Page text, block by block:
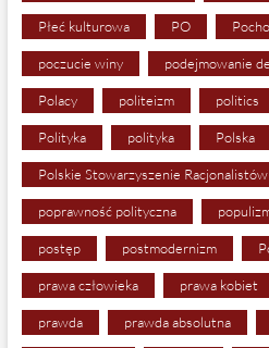
Płeć kulturowa PO
poczucie winy podejmowanie
Polacy politeizm politics
Polityka polityka Polska
Polskie Stowarzyszenie Racjonalistów
poprawność polityczna
postęp postmodernizm
prawa człowieka prawa kobiet
prawda prawda absolutna